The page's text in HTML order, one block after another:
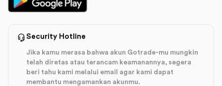
Security Hotline
Jika kamu merasa bahwa akun Gotrade-mu mungkin
telah diretas atau terancam keamanannya, segera
beri tahu kami melalui email agar kami dapat
membantu mengamankan akunmu.